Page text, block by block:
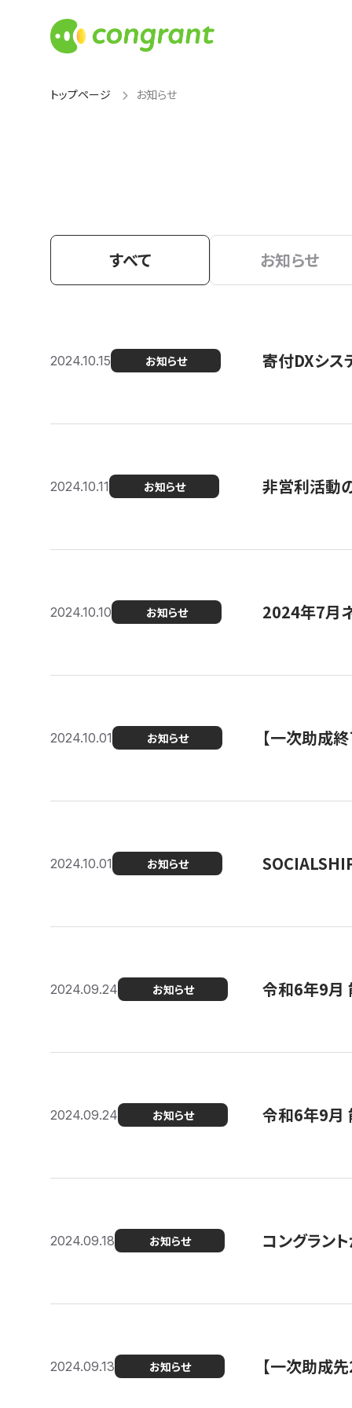
トップページ お知らせ
すべて お知らせ
2024.10.15 お知らせ 寄付DXシス
2024.10.11 お知らせ 非営利活動
2024.10.10 お知らせ 2024年7月
2024.10.01 お知らせ 【一次助成
2024.10.01 お知らせ
2024.09.24 お知らせ 令和6年9月
2024.09.24 お知らせ 令和6年9月
2024.09.18 お知らせ コングラン
2024.09.13 お知らせ 【一次助成